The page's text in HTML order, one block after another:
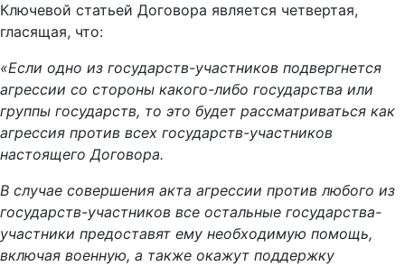
Ключевой статьей Договора является четвертая,
гласящая, что:
«Если одно из государств-участников подвергнется
агрессии со стороны какого-либо государства или
группы государств, то это будет рассматриваться как
агрессия против всех государств-участников
настоящего Договора.
В случае совершения акта агрессии против любого из
государств-участников все остальные государства-
участники предоставят ему необходимую помощь,
включая военную, а также окажут поддержку